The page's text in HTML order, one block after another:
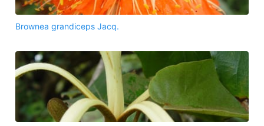
Brownea grandiceps Jacq.